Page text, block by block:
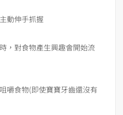
動伸手抓握
，對食物產生興趣會開始流
嚼食物(即使寶寶牙齒還沒有